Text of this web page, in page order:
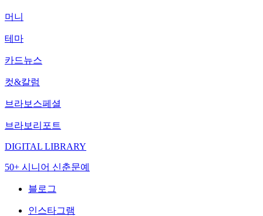
머니
테마
카드뉴스
컷&칼럼
브라보스페셜
브라보리포트
DIGITAL LIBRARY
50+ 시니어 신춘문예
블로그
인스타그램